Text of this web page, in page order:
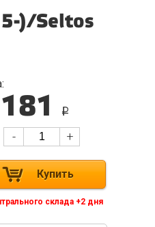
)/Seltos
i
- +
Купить
склада +2 дня